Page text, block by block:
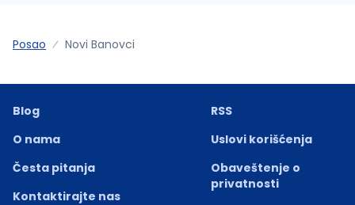
Posao Novi Banovci
Blog
O nama
Česta pitanja
Kontaktirajte nas
RSS
Uslovi korišćenja
Obaveštenje o
privatnosti